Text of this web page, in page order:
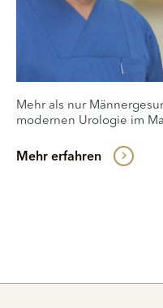
Mehr als nur
modernen Urologie im
Mehr erfahren